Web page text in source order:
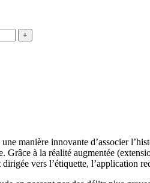
manière innovante d’associer
à la réalité augmentée
vers l’étiquette, l’application